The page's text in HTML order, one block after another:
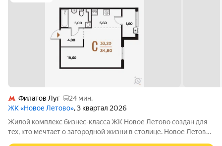
Филатов Луг
24 мин.
ЖК «Новое Летово», 3 квартал 2026
Жилoй кoмплeкс бизнec-клаcса ЖК Новое Летово сoздaн для
тeх, кто мечтaeт o зaгoродной жизни в столице. Новoе Лeтoвo